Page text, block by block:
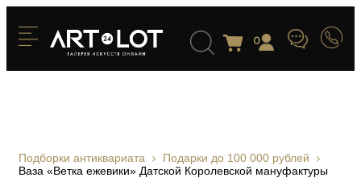
0
Подборки антиквариата
Подарки до 100 000 рублей
Ваза «Ветка ежевики» Датской Королевской мануфактуры